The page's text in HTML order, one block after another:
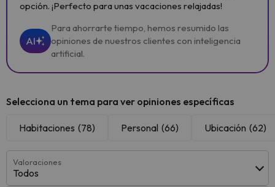
opción. ¡Perfecto para unas vacaciones relajadas!
AI
Para ahorrarte tiempo, hemos resumido las
opiniones de nuestros clientes con inteligencia
artificial.
Selecciona un tema para ver opiniones específicas
Habitaciones (78) Personal (66) Ubicación (62)
Valoraciones
Todos